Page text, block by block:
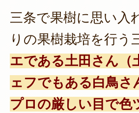
三条で果樹に思い入
りの果樹栽培を行う
エである土田さん（
ェフでもある白鳥さ
プロの厳しい目で色